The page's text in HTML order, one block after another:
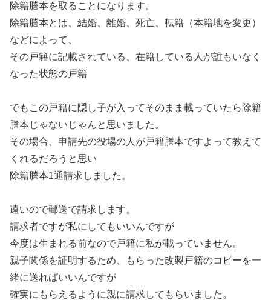
除籍謄本を取ることになります。
除籍謄本とは、結婚、離婚、死亡、転籍（本籍地を変更）
などによって、
その戸籍に記載されている、在籍している人が誰もいなく
なった状態の戸籍
でもこの戸籍に隠し子が入ってそのまま載っていたら除籍
謄本じゃないじゃんと思いました。
その場合、申請先の役場の人が戸籍謄本ですよって教えて
くれるだろうと思い
除籍謄本1通請求しました。
遠いので郵送で請求します。
請求者ですが私にしてもいいんですが
今度は生まれる前なので戸籍に私が載っていません。
親子関係を証明するため、もらった改製戸籍のコピーを一
緒に送ればいいんですが
確実にもらえるように親に請求してもらいました。